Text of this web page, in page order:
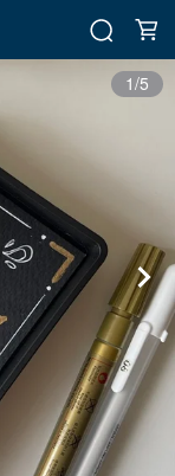
1/5